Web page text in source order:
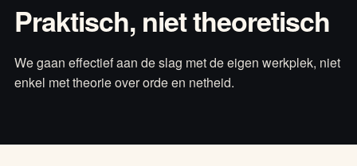
Praktisch, niet theoretisch
We gaan effectief aan de slag met de eigen werkplek, niet
enkel met theorie over orde en netheid.